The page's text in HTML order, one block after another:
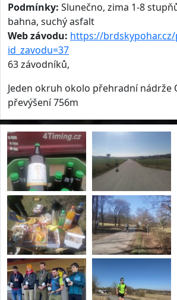
Podmínky: Slunečno, zima 1-8
bahna, suchý asfalt
Web závodu: https://
id_zavodu=37
63 závodníků,
Jeden okruh okolo přehradní nádrže
převýšení 756m